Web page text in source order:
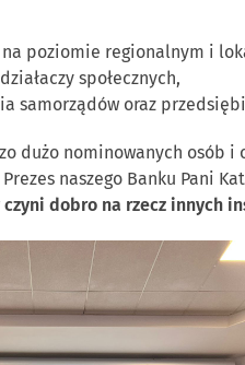
poziomie regionalnym i
społecznych,
samorządów oraz
dużo nominowanych osób
naszego Banku Pani
dobro na rzecz innych